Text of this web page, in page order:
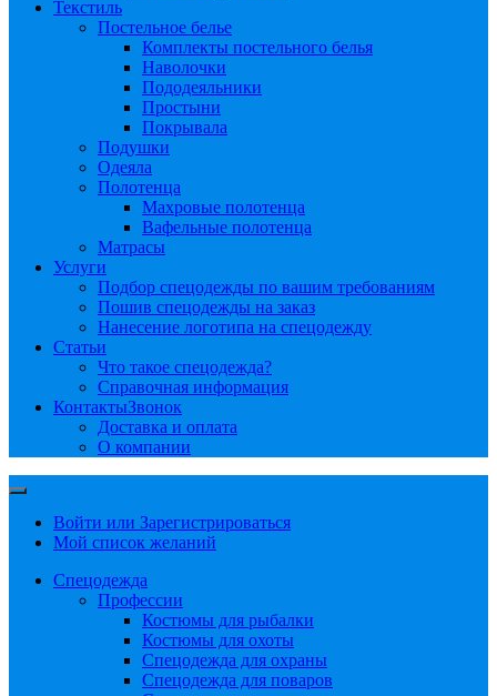
Текстиль
Постельное белье
Комплекты постельного белья
Наволочки
Пододеяльники
Простыни
Покрывала
Подушки
Одеяла
Полотенца
Махровые полотенца
Вафельные полотенца
Матрасы
Услуги
Подбор спецодежды по вашим требованиям
Пошив спецодежды на заказ
Нанесение логотипа на спецодежду
Статьи
Что такое спецодежда?
Справочная информация
КонтактыЗвонок
Доставка и оплата
О компании
Войти или Зарегистрироваться
Мой список желаний
Спецодежда
Профессии
Костюмы для рыбалки
Костюмы для охоты
Спецодежда для охраны
Спецодежда для поваров